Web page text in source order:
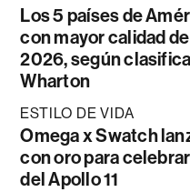
Los 5 países de
con mayor calidad
2026, según
Wharton
ESTILO DE VIDA
Omega x Swatch
con oro para
del Apollo 11